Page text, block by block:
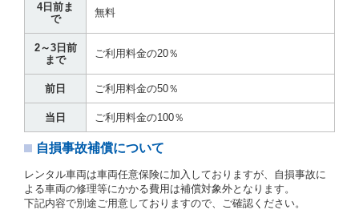
貸渡契約を締結した場合、借受人は当社に第１0条第
１項に定める貸渡料金を支払うものとします。
運転者の義務と定められた事項を遵守するものとしま
す。
当社は、監督官庁の基本通達（注１）に基づき、貸渡
運転者の氏名、住所、運転免許の種類及び運転免許証
写しを添付するため、貸渡契約の締結にあたり、借受
人に対し、借受人の指定する運転者（以下「運転者」
といいます。）の運転免許証の提示を求めるほか、そ
の写しの提出を求めることがあります。この場合、借
受人は、自己が運転者であるときは自己の運転免許証
4日前ま
で
無料
2～3日前
まで
ご利用料金の20％
前日 ご利用料金の50％
当日 ご利用料金の100％
自損事故補償について
レンタル車両は車両任意保険に加入しておりますが、自損事故に
よる車両の修理等にかかる費用は補償対象外となります。
下記内容で別途ご用意しておりますので、ご確認ください。